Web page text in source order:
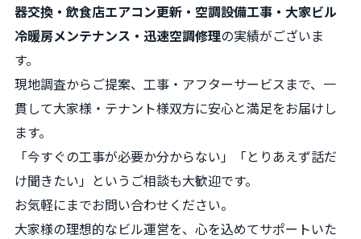
器交換・飲食店エアコン更新・空調設備工事・大家ビル
冷暖房メンテナンス・迅速空調修理の実績がございま
す。
現地調査からご提案、工事・アフターサービスまで、一
貫して大家様・テナント様双方に安心と満足をお届けし
ます。
「今すぐの工事が必要か分からない」「とりあえず話だ
け聞きたい」というご相談も大歓迎です。
お気軽にまでお問い合わせください。
大家様の理想的なビル運営を、心を込めてサポートいた